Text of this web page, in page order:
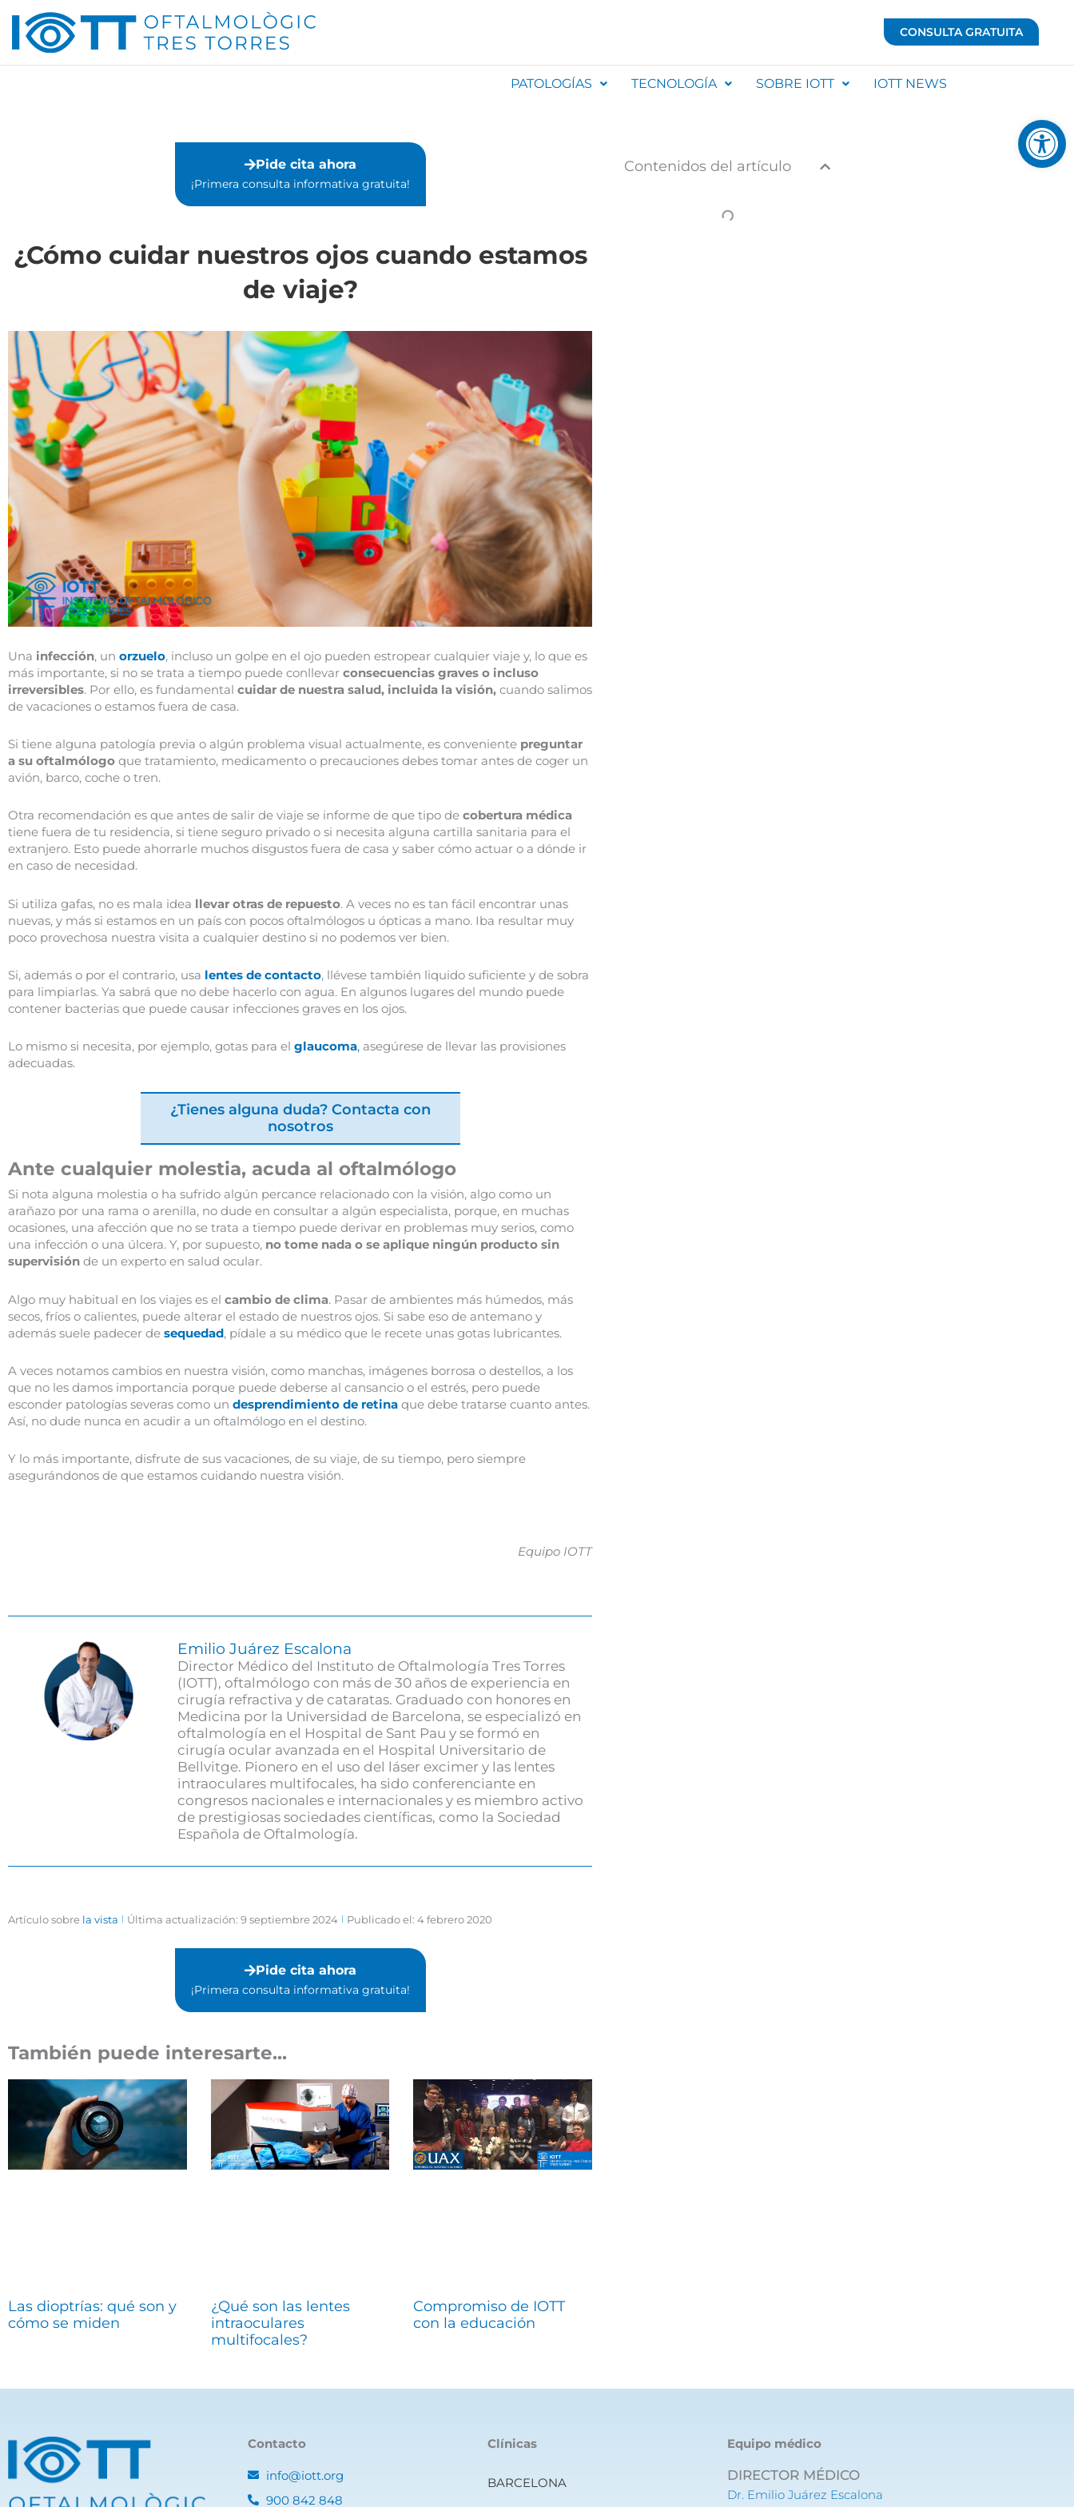
Abrir
contenido
CONSULTA GRATUITA
PATOLOGÍAS TECNOLOGÍA SOBRE IOTT IOTT NEWS
Pide cita ahora
¡Primera consulta informativa gratuita!⁣
¿Cómo cuidar nuestros ojos cuando estamos
de viaje?
Una infección, un orzuelo, incluso un golpe en el ojo pueden estropear cualquier viaje y, lo que es
más importante, si no se trata a tiempo puede conllevar consecuencias graves o incluso
irreversibles. Por ello, es fundamental cuidar de nuestra salud, incluida la visión, cuando salimos
de vacaciones o estamos fuera de casa.
Si tiene alguna patología previa o algún problema visual actualmente, es conveniente preguntar
a su oftalmólogo que tratamiento, medicamento o precauciones debes tomar antes de coger un
avión, barco, coche o tren.
Otra recomendación es que antes de salir de viaje se informe de que tipo de cobertura médica
tiene fuera de tu residencia, si tiene seguro privado o si necesita alguna cartilla sanitaria para el
extranjero. Esto puede ahorrarle muchos disgustos fuera de casa y saber cómo actuar o a dónde ir
en caso de necesidad.
Si utiliza gafas, no es mala idea llevar otras de repuesto. A veces no es tan fácil encontrar unas
nuevas, y más si estamos en un país con pocos oftalmólogos u ópticas a mano. Iba resultar muy
poco provechosa nuestra visita a cualquier destino si no podemos ver bien.
Si, además o por el contrario, usa lentes de contacto, llévese también liquido suficiente y de sobra
para limpiarlas. Ya sabrá que no debe hacerlo con agua. En algunos lugares del mundo puede
contener bacterias que puede causar infecciones graves en los ojos.
Lo mismo si necesita, por ejemplo, gotas para el glaucoma, asegúrese de llevar las provisiones
adecuadas.
¿Tienes alguna duda? Contacta con
nosotros
Ante cualquier molestia, acuda al oftalmólogo
Si nota alguna molestia o ha sufrido algún percance relacionado con la visión, algo como un
arañazo por una rama o arenilla, no dude en consultar a algún especialista, porque, en muchas
ocasiones, una afección que no se trata a tiempo puede derivar en problemas muy serios, como
una infección o una úlcera. Y, por supuesto, no tome nada o se aplique ningún producto sin
supervisión de un experto en salud ocular.
Algo muy habitual en los viajes es el cambio de clima. Pasar de ambientes más húmedos, más
secos, fríos o calientes, puede alterar el estado de nuestros ojos. Si sabe eso de antemano y
además suele padecer de sequedad, pídale a su médico que le recete unas gotas lubricantes.
A veces notamos cambios en nuestra visión, como manchas, imágenes borrosa o destellos, a los
que no les damos importancia porque puede deberse al cansancio o el estrés, pero puede
esconder patologías severas como un desprendimiento de retina que debe tratarse cuanto antes.
Así, no dude nunca en acudir a un oftalmólogo en el destino.
Y lo más importante, disfrute de sus vacaciones, de su viaje, de su tiempo, pero siempre
asegurándonos de que estamos cuidando nuestra visión.
Equipo IOTT
Emilio Juárez Escalona
Director Médico del Instituto de Oftalmología Tres Torres
(IOTT), oftalmólogo con más de 30 años de experiencia en
cirugía refractiva y de cataratas. Graduado con honores en
Medicina por la Universidad de Barcelona, se especializó en
oftalmología en el Hospital de Sant Pau y se formó en
cirugía ocular avanzada en el Hospital Universitario de
Bellvitge. Pionero en el uso del láser excimer y las lentes
intraoculares multifocales, ha sido conferenciante en
congresos nacionales e internacionales y es miembro activo
de prestigiosas sociedades científicas, como la Sociedad
Española de Oftalmología.
Artículo sobre la vista Última actualización: 9 septiembre 2024 Publicado el: 4 febrero 2020
Pide cita ahora
¡Primera consulta informativa gratuita!⁣
También puede interesarte...
Las dioptrías: qué son y
cómo se miden
¿Qué son las lentes
intraoculares
multifocales?
Compromiso de IOTT
con la educación
Contenidos del artículo
Contacto
info@iott.org
900 842 848
Clínicas
BARCELONA
Equipo médico
DIRECTOR MÉDICO
Dr. Emilio Juárez Escalona